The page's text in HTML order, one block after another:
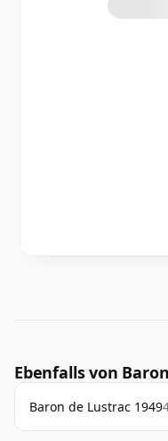
Ebenfalls von
Baron de Lustrac 1949